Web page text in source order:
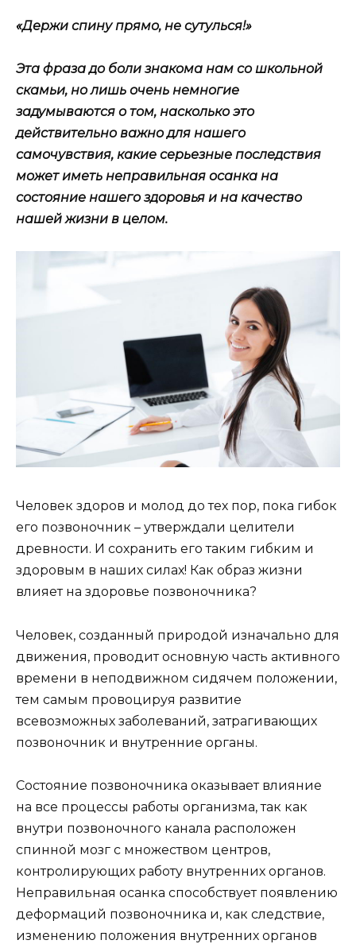
«Держи спину прямо, не сутулься!»
Эта фраза до боли знакома нам со школьной
скамьи, но лишь очень немногие
задумываются о том, насколько это
действительноважно для нашего
самочувствия, какие серьезные последствия
может иметь неправильная осанка на
состояние нашего здоровья и на качество
нашей жизни в целом.
Человек здоров и молод до тех пор, пока гибок
его позвоночник – утверждали целители
древности. И сохранить его таким гибким и
здоровым в наших силах! Как образ жизни
влияет на здоровье позвоночника?
Человек, созданный природой изначально для
движения, проводит основную часть активного
времени в неподвижном сидячем положении,
тем самым провоцируя развитие
всевозможных заболеваний, затрагивающих
позвоночник и внутренние органы.
Состояние позвоночника оказывает влияние
на все процессы работы организма, так как
внутри позвоночного канала расположен
спинной мозг с множеством центров,
контролирующих работу внутренних органов.
Неправильная осанка способствует появлению
деформаций позвоночника и, как следствие,
изменению положения внутренних органов